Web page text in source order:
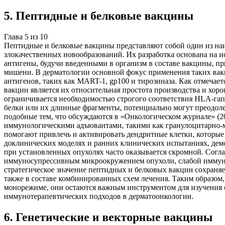
5. Пептидные и белковые вакцины
Глава 5 из 10
Пептидные и белковые вакцины представляют собой один из
злокачественных новообразований. Их разработка основана
антигены, будучи введенными в организм в составе вакцины,
мишени. В дерматологии основной фокус применения таких
антигенов, таких как MART-1, gp100 и тирозиназа. Как
вакцин является их относительная простота производства и
ограничивается необходимостью строгого соответствия
белки или их длинные фрагменты, потенциально могут
подобные тем, что обсуждаются в «Онкологическом журнале»
иммунологическими адъювантами, такими как
помогают привлечь и активировать дендритные клетки,
доклинических моделях и ранних клинических испытаниях,
при установленных опухолях часто оказывается скромной.
иммуносупрессивным микроокружением опухоли, слабой
стратегическое значение пептидных и белковых вакцин
также в составе комбинированных схем лечения. Таким
монорежиме, они остаются важным инструментом для
иммунотерапевтических подходов в дерматоонкологии.
6. Генетические и векторные вакцины